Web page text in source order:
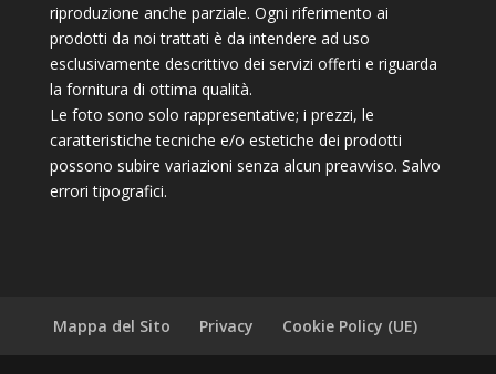
riproduzione anche parziale. Ogni riferimento ai
prodotti da noi trattati è da intendere ad uso
esclusivamente descrittivo dei servizi offerti e riguarda
la fornitura di ottima qualità.
Le foto sono solo rappresentative; i prezzi, le
caratteristiche tecniche e/o estetiche dei prodotti
possono subire variazioni senza alcun preavviso. Salvo
errori tipografici.
Mappa del Sito Privacy Cookie Policy (UE)